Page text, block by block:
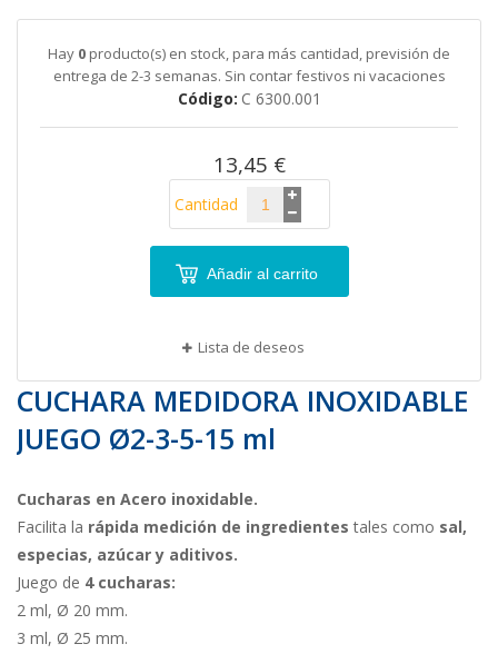
comienzo
galería
imágenes
Hay 0 producto(s) en stock, para más cantidad, previsión de
entrega de 2-3 semanas. Sin contar festivos ni vacaciones
Código C 6300.001
13,45 €
Cantidad
Añadir al carrito
Lista de deseos
CUCHARA MEDIDORA INOXIDABLE
JUEGO Ø2-3-5-15 ml
Cucharas en Acero inoxidable.
Facilita la rápida medición de ingredientes tales como sal,
especias, azúcar y aditivos.
Juego de 4 cucharas:
2 ml, Ø 20 mm.
3 ml, Ø 25 mm.